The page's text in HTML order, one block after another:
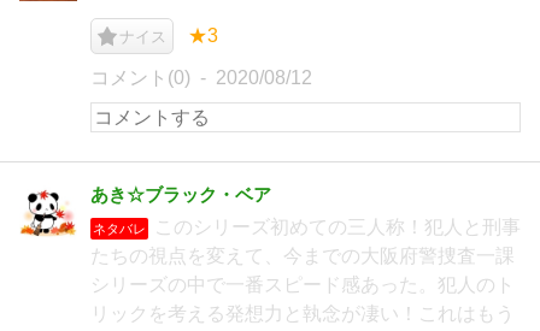
ナイス ★3
コメント(0) 2020/08/12
あき☆ブラック・ベア
ネタバレ
このシリーズ初めての三人称！犯人と刑事
たちの視点を変えて、今までの大阪府警捜査一課
シリーズの中で一番スピード感あった。犯人のト
リックを考える発想力と執念が凄い！これはもう